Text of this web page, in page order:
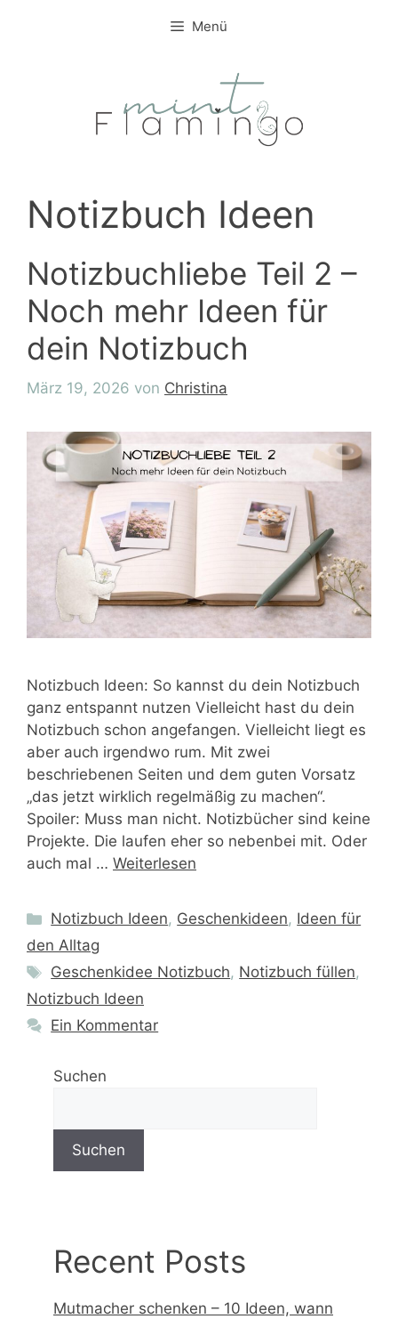
Menü
Notizbuch Ideen
Notizbuchliebe Teil 2 –
Noch mehr Ideen für
dein Notizbuch
März 19, 2026 von Christina
Notizbuch Ideen: So kannst du dein Notizbuch
ganz entspannt nutzen Vielleicht hast du dein
Notizbuch schon angefangen. Vielleicht liegt es
aber auch irgendwo rum. Mit zwei
beschriebenen Seiten und dem guten Vorsatz
„das jetzt wirklich regelmäßig zu machen“.
Spoiler: Muss man nicht. Notizbücher sind keine
Projekte. Die laufen eher so nebenbei mit. Oder
auch mal … Weiterlesen
Kategorien
Notizbuch Ideen, Geschenkideen, Ideen für
den Alltag
Schlagwörter
Geschenkidee Notizbuch, Notizbuch füllen,
Notizbuch Ideen
Ein Kommentar
Suchen
Suchen
Recent Posts
Mutmacher schenken – 10 Ideen, wann